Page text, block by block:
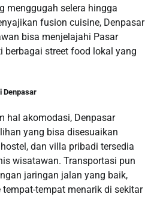
menggugah selera hingga
fusion cuisine, Denpasar
bisa menjelajahi Pasar
berbagai street food lokal yang
Denpasar
hal akomodasi, Denpasar
yang bisa disesuaikan
dan villa pribadi tersedia
wisatawan. Transportasi pun
jaringan jalan yang baik,
tempat menarik di sekitar